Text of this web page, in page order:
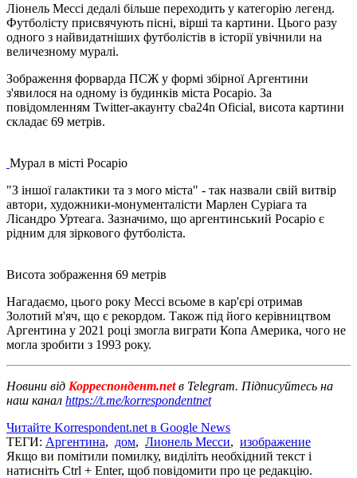
Ліонель Мессі дедалі більше переходить у категорію легенд.
Футболісту присвячують пісні, вірші та картини. Цього разу
одного з найвидатніших футболістів в історії увічнили на
величезному муралі.
Зображення форварда ПСЖ у формі збірної Аргентини
з'явилося на одному із будинків міста Росаріо. За
повідомленням Twitter-акаунту cba24n Oficial, висота картини
складає 69 метрів.
Мурал в місті Росаріо
"З іншої галактики та з мого міста" - так назвали свій витвір
автори, художники-монументалісти Марлен Суріага та
Лісандро Уртеага. Зазначимо, що аргентинський Росаріо є
рідним для зіркового футболіста.
Висота зображення 69 метрів
Нагадаємо, цього року Мессі всьоме в кар'єрі отримав
Золотий м'яч, що є рекордом. Також під його керівництвом
Аргентина у 2021 році змогла виграти Копа Америка, чого не
могла зробити з 1993 року.
Новини від Корреспондент.netв Telegram. Підписуйтесь на
наш канал https://t.me/korrespondentnet
Читайте Korrespondent.net в Google News
ТЕГИ: Аргентина, дом, Лионель Месси, изображение
Якщо ви помітили помилку, виділіть необхідний текст і
натисніть Ctrl + Enter, щоб повідомити про це редакцію.